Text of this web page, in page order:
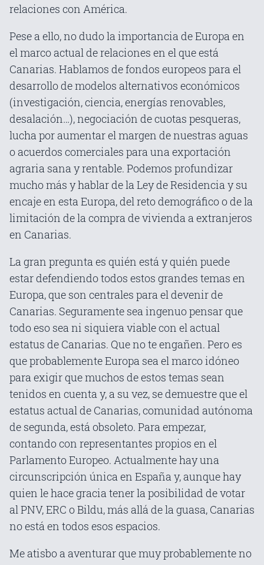
relaciones con América.
Pese a ello, no dudo la importancia de Europa en
el marco actual de relaciones en el que está
Canarias. Hablamos de fondos europeos para el
desarrollo de modelos alternativos económicos
(investigación, ciencia, energías renovables,
desalación…), negociación de cuotas pesqueras,
lucha por aumentar el margen de nuestras aguas
o acuerdos comerciales para una exportación
agraria sana y rentable. Podemos profundizar
mucho más y hablar de la Ley de Residencia y su
encaje en esta Europa, del reto demográfico o de la
limitación de la compra de vivienda a extranjeros
en Canarias.
La gran pregunta es quién está y quién puede
estar defendiendo todos estos grandes temas en
Europa, que son centrales para el devenir de
Canarias. Seguramente sea ingenuo pensar que
todo eso sea ni siquiera viable con el actual
estatus de Canarias. Que no te engañen. Pero es
que probablemente Europa sea el marco idóneo
para exigir que muchos de estos temas sean
tenidos en cuenta y, a su vez, se demuestre que el
estatus actual de Canarias, comunidad autónoma
de segunda, está obsoleto. Para empezar,
contando con representantes propios en el
Parlamento Europeo. Actualmente hay una
circunscripción única en España y, aunque hay
quien le hace gracia tener la posibilidad de votar
al PNV, ERC o Bildu, más allá de la guasa, Canarias
no está en todos esos espacios.
Me atisbo a aventurar que muy probablemente no